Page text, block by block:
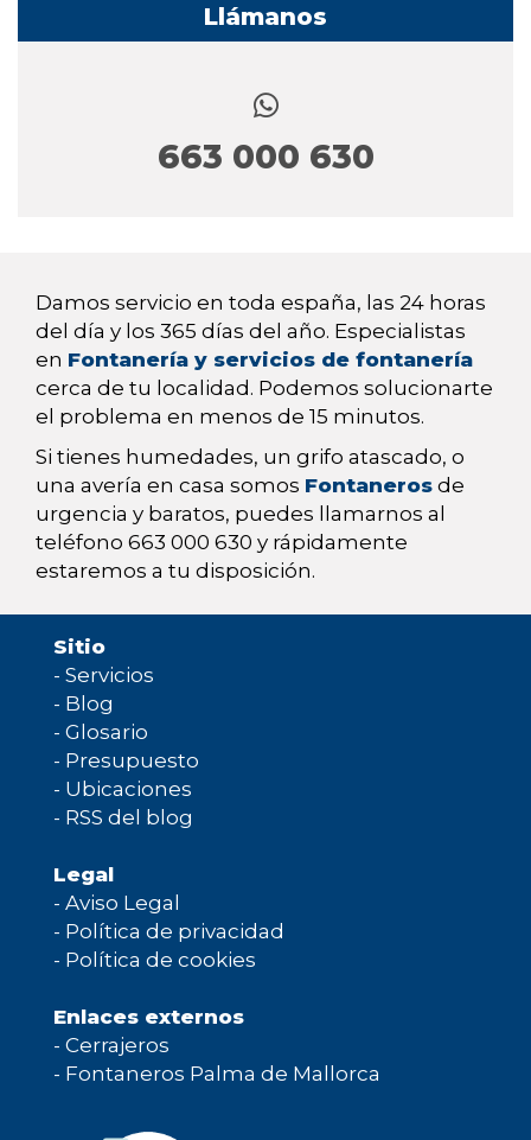
Llámanos
663 000 630
Damos servicio en toda españa, las 24 horas
del día y los 365 días del año. Especialistas
en Fontanería y servicios de fontanería
cerca de tu localidad. Podemos solucionarte
el problema en menos de 15 minutos.
Si tienes humedades, un grifo atascado, o
una avería en casa somos Fontaneros de
urgencia y baratos, puedes llamarnos al
teléfono 663 000 630 y rápidamente
estaremos a tu disposición.
Sitio
- Servicios
- Blog
- Glosario
- Presupuesto
- Ubicaciones
- RSS del blog
Legal
- Aviso Legal
- Política de privacidad
- Política de cookies
Enlaces externos
- Cerrajeros
- Fontaneros Palma de Mallorca